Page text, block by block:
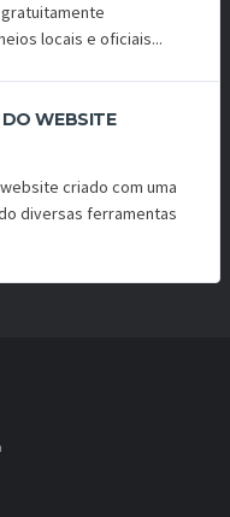
locais e oficiais...
WEBSITE
criado com uma
diversas ferramentas